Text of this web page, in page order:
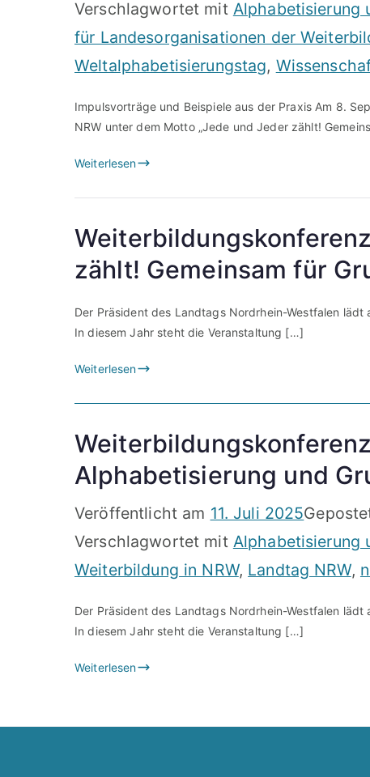
Verschlagwortet mit Alphabetisierung
für Landesorganisationen der
Weltalphabetisierungstag,
Impulsvorträge und Beispiele aus der Praxis Am 8.
NRW unter dem Motto „Jede und Jeder zählt!
Weiterlesen
zählt! Gemeinsam für
Der Präsident des Landtags Nordrhein-Westfalen
In diesem Jahr steht die Veranstaltung […]
Weiterlesen
Alphabetisierung und
Veröffentlicht am 11. Juli 2025
Verschlagwortet mit Alphabetisierung
Weiterbildung in NRW, Landtag NRW,
Der Präsident des Landtags Nordrhein-Westfalen
In diesem Jahr steht die Veranstaltung […]
Weiterlesen